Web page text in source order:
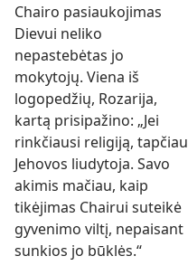
Chairo pasiaukojimas
Dievui neliko
nepastebėtas jo
mokytojų. Viena iš
logopedžių, Rozarija,
kartą prisipažino: „Jei
rinkčiausi religiją, tapčiau
Jehovos liudytoja. Savo
akimis mačiau, kaip
tikėjimas Chairui suteikė
gyvenimo viltį, nepaisant
sunkios jo būklės.“